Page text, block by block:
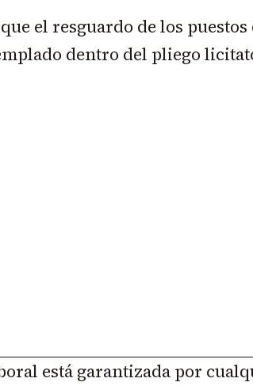
el resguardo de los
dentro del pliego
está garantizada por